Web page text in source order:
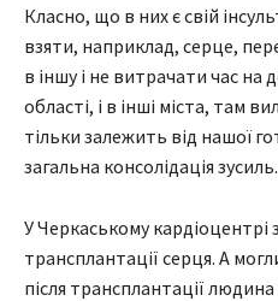
Класно, що в них є свій
взяти, наприклад, серце,
в іншу і не витрачати час на
області, і в інші міста, там
тільки залежить від нашої
загальна консолідація зусиль.
У Черкаському
трансплантації серця. А
після трансплантації